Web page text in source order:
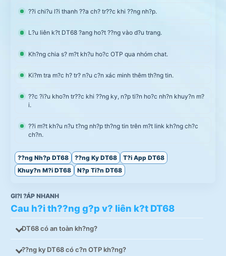
??i chi?u l?i thanh ??a ch? tr??c khi ??ng nh?p.
L?u liên k?t DT68 ?ang ho?t ??ng vào d?u trang.
Kh?ng chia s? m?t kh?u ho?c OTP qua nhóm chat.
Ki?m tra m?c h? tr? n?u c?n xác minh thêm th?ng tin.
??c ?i?u kho?n tr??c khi ??ng ky, n?p ti?n ho?c nh?n khuy?n m?
i.
??i m?t kh?u n?u t?ng nh?p th?ng tin trên m?t link kh?ng ch?c
ch?n.
??ng Nh?p DT68 ??ng Ky DT68
T?i App DT68
Khuy?n M?i DT68
N?p Ti?n DT68
GI?I ?ÁP NHANH
Cau h?i th??ng g?p v? liên k?t DT68
DT68 có an toàn kh?ng?
??ng ky DT68 có c?n OTP kh?ng?